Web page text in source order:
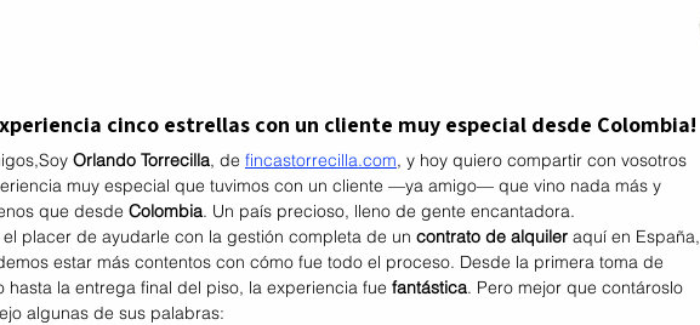
cinco estrellas con un cliente muy especial desde Colombia!
Orlando Torrecilla, de fincastorrecilla.com, y hoy quiero compartir con vosotros
muy especial que tuvimos con un cliente —ya amigo— que vino nada más y
que desde Colombia. Un país precioso, lleno de gente encantadora.
el placer de ayudarle con la gestión completa de un contrato de alquiler aquí en España,
estar más contentos con cómo fue todo el proceso. Desde la primera toma de
hasta la entrega final del piso, la experiencia fue fantástica. Pero mejor que contároslo
algunas de sus palabras: